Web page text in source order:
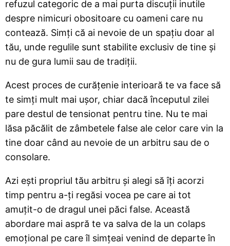
refuzul categoric de a mai purta discuții inutile
despre nimicuri obositoare cu oameni care nu
contează. Simți că ai nevoie de un spațiu doar al
tău, unde regulile sunt stabilite exclusiv de tine și
nu de gura lumii sau de tradiții.
Acest proces de curățenie interioară te va face să
te simți mult mai ușor, chiar dacă începutul zilei
pare destul de tensionat pentru tine. Nu te mai
lăsa păcălit de zâmbetele false ale celor care vin la
tine doar când au nevoie de un arbitru sau de o
consolare.
Azi ești propriul tău arbitru și alegi să îți acorzi
timp pentru a-ți regăsi vocea pe care ai tot
amuțit-o de dragul unei păci false. Această
abordare mai aspră te va salva de la un colaps
emoțional pe care îl simțeai venind de departe în